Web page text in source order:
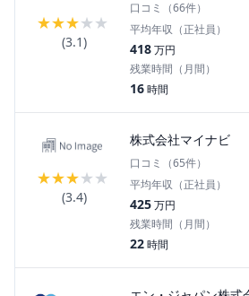
★★★★★
(3.1)
口コミ（66件）
平均年収（正社員）
418万円
残業時間（月間）
16時間
★★★★★
(3.4)
株式会社マイナビ
口コミ（65件）
平均年収（正社員）
425万円
残業時間（月間）
22時間